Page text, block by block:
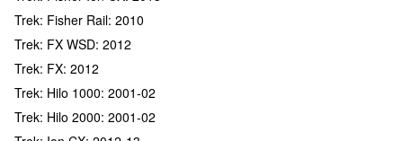
Trek: Fisher Rail: 2010
Trek: FX WSD: 2012
Trek: FX: 2012
Trek: Hilo 1000: 2001-02
Trek: Hilo 2000: 2001-02